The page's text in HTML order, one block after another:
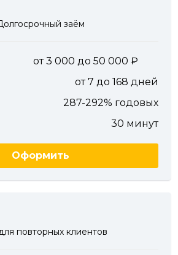
заём
от 3 000 до 50 000
от 7 до 168 дней
287-292% годовых
30 минут
Оформить
повторных клиентов